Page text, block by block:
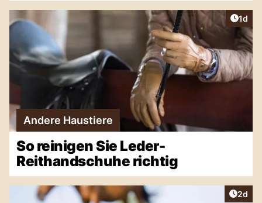
1d
Andere Haustiere
So reinigen Sie Leder-
Reithandschuhe richtig
2d